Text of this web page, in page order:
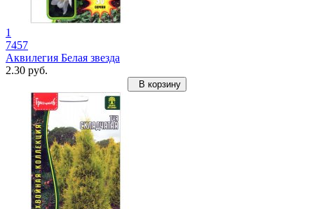
1
7457
Аквилегия Белая звезда
2.30 руб.
В корзину